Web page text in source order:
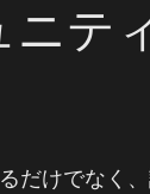
テ
だけでなく